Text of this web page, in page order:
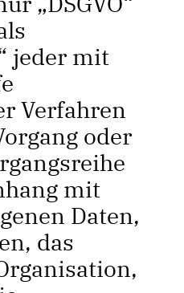
jeder mit
Verfahren
oder
mit
Daten,
das